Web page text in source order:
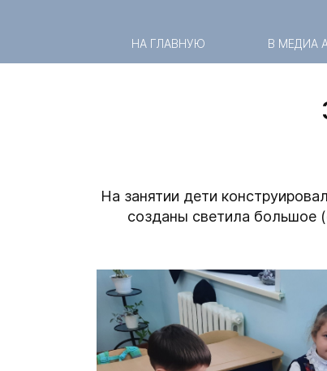
НА ГЛАВНУЮ В МЕДИА
На занятии дети
созданы светила большое